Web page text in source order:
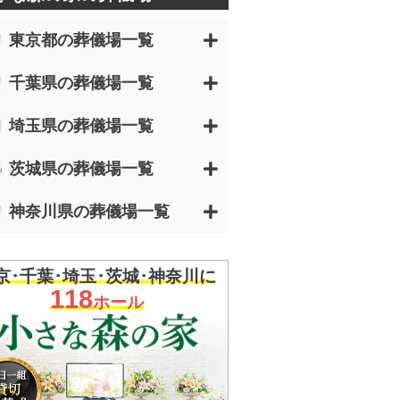
東京都の葬儀場一覧
千葉県の葬儀場一覧
埼玉県の葬儀場一覧
茨城県の葬儀場一覧
神奈川県の葬儀場一覧
･千葉･埼玉･茨城･神奈川に
118ホール